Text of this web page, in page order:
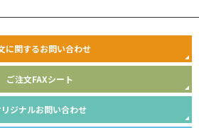
に関するお問い合わせ
ご注文FAXシート
ジナルお問い合わせ